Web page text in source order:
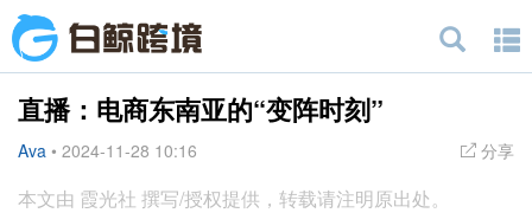
直播：电商东南亚的“变阵时刻”
Ava • 2024-11-28 10:16 分享
本文由 霞光社 撰写/授权提供，转载请注明原出处。